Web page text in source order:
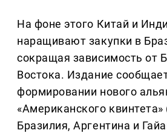
На фоне этого Китай и
наращивают закупки в
сокращая зависимость от
Востока. Издание
формировании нового
«Американского
Бразилия, Аргентина и